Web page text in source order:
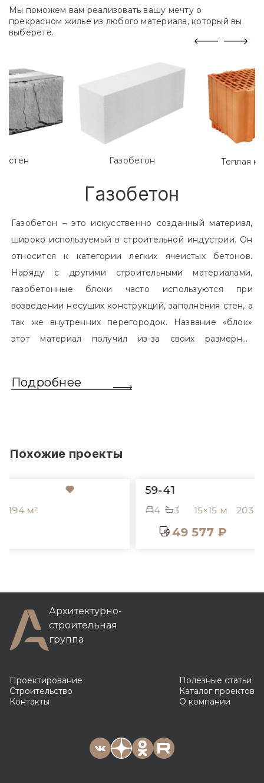
Мы поможем вам реализовать вашу мечту о
прекрасном жилье из любого материала, который вы
выберете.
Газобетон Теплая
Газобетон
Газобетон – это искусственно созданный материал,
широко используемый в строительной индустрии. Он
относится к категории легких ячеистых бетонов.
Наряду с другими строительными материалами,
газобетонные блоки часто используются при
возведении несущих конструкций, заполнения стен, а
так же внутренних перегородок. Название «блок»
этот материал получил из-за своих размерных
обычный одинарный кирпич. Размер блоков различен
Подробнее
Похожие проекты
15×15 м 203 м²
49 577 ₽
Архитектурно-
строительная
группа
Проектирование
Строительство
Контакты
Полезные статьи
Каталог проектов
О компании